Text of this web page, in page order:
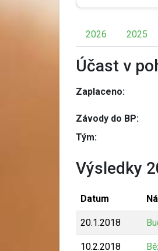
2026 2025
Účast v
Zaplaceno:
Závody do BP:
Tým:
Výsledky
Datum
20.1.2018
10.2.2018